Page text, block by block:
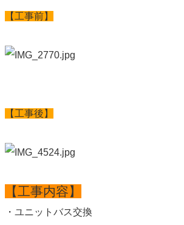
【工事前】
【工事後】
【工事内容】
・ユニットバス交換